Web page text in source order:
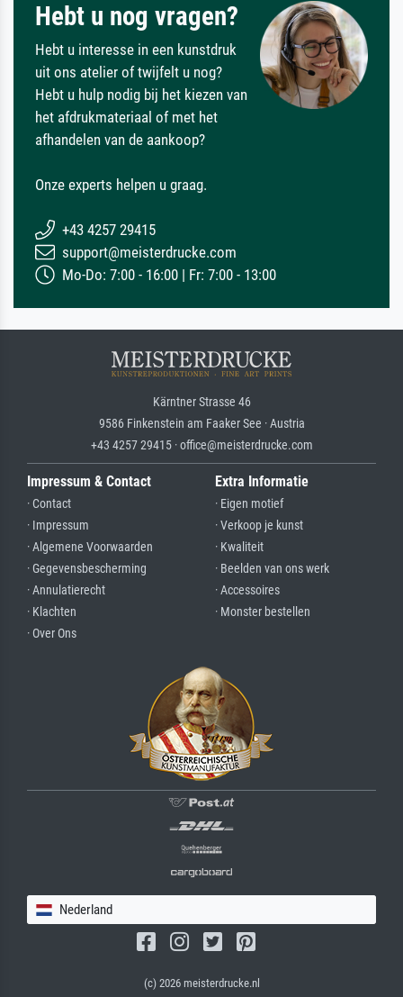
Hebt u nog vragen?
Hebt u interesse in een kunstdruk
uit ons atelier of twijfelt u nog?
Hebt u hulp nodig bij het kiezen van
het afdrukmateriaal of met het
afhandelen van de aankoop?
Onze experts helpen u graag.
+43 4257 29415
support@meisterdrucke.com
Mo-Do: 7:00 - 16:00 | Fr: 7:00 - 13:00
Kärntner Strasse 46
9586 Finkenstein am Faaker See · Austria
+43 4257 29415 · office@meisterdrucke.com
Impressum & Contact
· Contact
· Impressum
· Algemene Voorwaarden
· Gegevensbescherming
· Annulatierecht
· Klachten
· Over Ons
Extra Informatie
· Eigen motief
· Verkoop je kunst
· Kwaliteit
· Beelden van ons werk
· Accessoires
· Monster bestellen
Nederland
(c) 2026 meisterdrucke.nl